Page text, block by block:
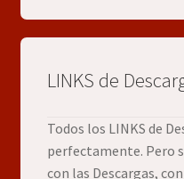
LINKS de
Todos los LINKS de
perfectamente. Pero
con las Descargas,